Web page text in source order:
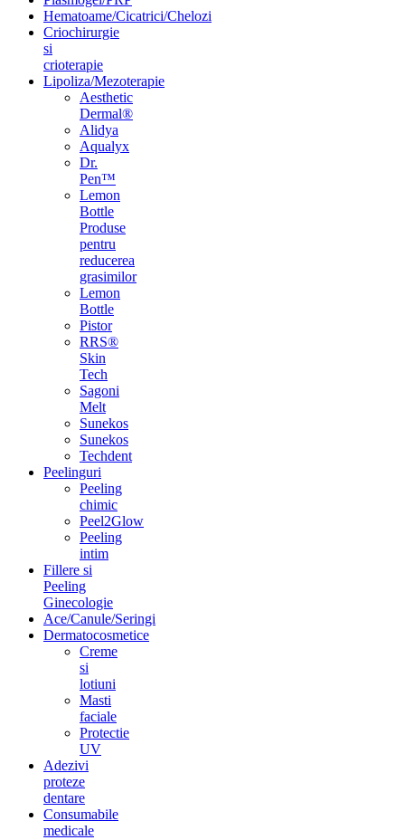
Hematoame/Cicatrici/Chelozi
Criochirurgie
si
crioterapie
Lipoliza/Mezoterapie
Aesthetic
Dermal®
Alidya
Aqualyx
Dr.
Pen™
Lemon
Bottle
Produse
pentru
reducerea
grasimilor
Lemon
Bottle
Pistor
RRS®
Skin
Tech
Sagoni
Melt
Sunekos
Sunekos
Techdent
Peelinguri
Peeling
chimic
Peel2Glow
Peeling
intim
Fillere si
Peeling
Ginecologie
Ace/Canule/Seringi
Dermatocosmetice
Creme
si
lotiuni
Masti
faciale
Protectie
UV
Adezivi
proteze
dentare
Consumabile
medicale